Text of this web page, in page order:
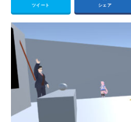
ツイート シェア